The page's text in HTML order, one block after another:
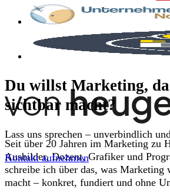
Du willst Marketing,
sichtbar macht?
Lass uns sprechen – unverbindlich
Kontakt aufnehmen
Seit über 20 Jahren im Marketing zu
Ausbilder, Dozent, Grafiker und
schreibe ich über das, was
macht – konkret, fundiert und ohne